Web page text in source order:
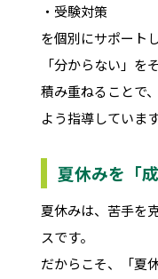
・受験対策
を個別にサポート
「分からない」を
積み重ねることで
よう指導しています
夏休みを「
夏休みは、苦手を
スです。
だからこそ、「夏